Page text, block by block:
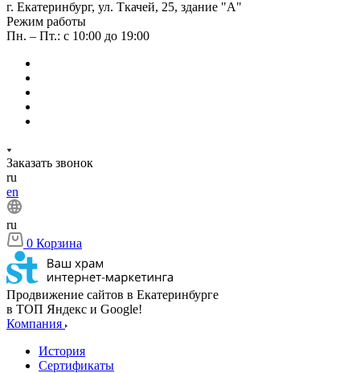
г. Екатеринбург, ул. Ткачей, 25, здание "А"
Режим работы
Пн. – Пт.: с 10:00 до 19:00
Заказать звонок
ru
en
ru
0 Корзина
Продвижение сайтов в Екатеринбурге
в ТОП Яндекс и Google!
Компания
История
Сертификаты